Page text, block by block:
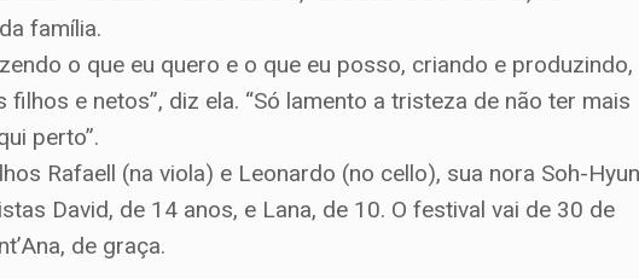
família.
o que eu quero e o que eu posso, criando e produzindo,
e netos”, diz ela. “Só lamento a tristeza de não ter mais
perto”.
Rafaell (na viola) e Leonardo (no cello), sua nora Soh-
David, de 14 anos, e Lana, de 10. O festival vai de 30 de
de graça.